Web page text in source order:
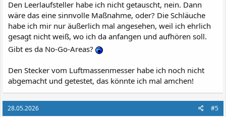
Den Leerlaufsteller habe ich nicht getauscht, nein. Dann
wäre das eine sinnvolle Maßnahme, oder? Die Schläuche
habe ich mir nur äußerlich mal angesehen, weil ich ehrlich
gesagt nicht weiß, wo ich da anfangen und aufhören soll.
Gibt es da No-Go-Areas?
Den Stecker vom Luftmassenmesser habe ich noch nicht
abgemacht und getestet, das könnte ich mal amchen!
28.05.2026 #5